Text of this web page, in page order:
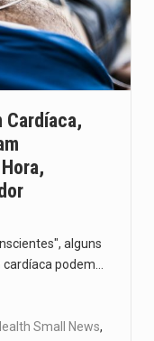
Um dos casos mais graves envolveu a residência de Sam…
A cidade de Bunia, capital da província de Ituri, tornou-se…
Cardíaca,
alguns
podem…
Small News,